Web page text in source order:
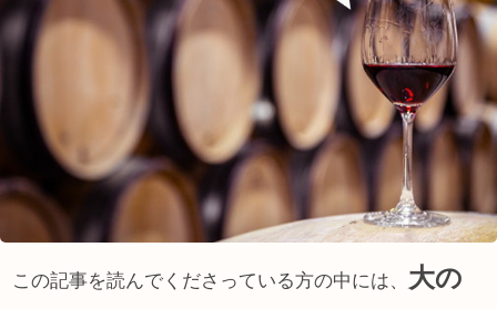
この記事を読んでくださっている方の中には、 大の